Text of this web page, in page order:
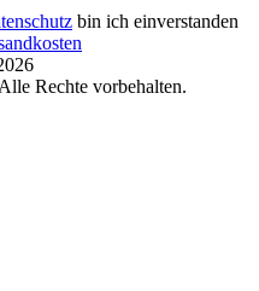
bin ich einverstanden
Rechte vorbehalten.